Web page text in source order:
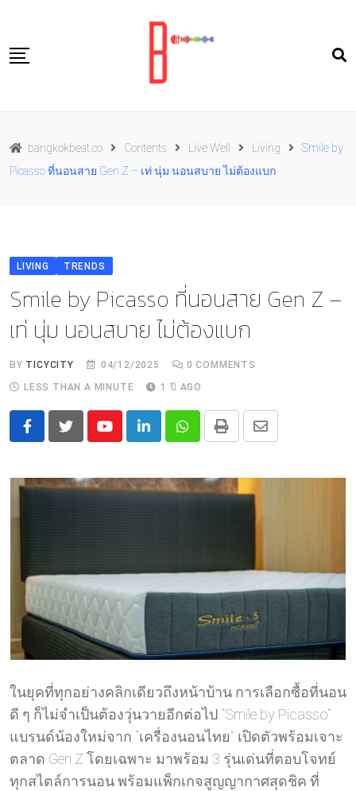
content
Food
TH
bangkokbeat.co Contents Live Well Living
Smile by
Picasso ที่นอนสาย Gen Z – เท่ นุ่ม นอนสบาย ไม่ต้องแบก
LIVING TRENDS
Smile by Picasso ที่นอนสาย Gen Z –
เท่ นุ่ม นอนสบาย ไม่ต้องแบก
BY TICYCITY 04/12/2025 0 COMMENTS
LESS THAN A MINUTE
1 ปี AGO
YoutubeLinkedInWhatsapp
Print
Share
Email
ในยุคที่ทุกอย่างคลิกเดียวถึงหน้าบ้าน การเลือกซื้อที่นอน
ดี ๆ ก็ไม่จำเป็นต้องวุ่นวายอีกต่อไป “Smile by Picasso”
แบรนด์น้องใหม่จาก “เครื่องนอนไทย” เปิดตัวพร้อมเจาะ
ตลาด Gen Z โดยเฉพาะ มาพร้อม 3 รุ่นเด่นที่ตอบโจทย์
ทุกสไตล์การนอน พร้อมแพ็กเกจสูญญากาศสุดชิค ที่